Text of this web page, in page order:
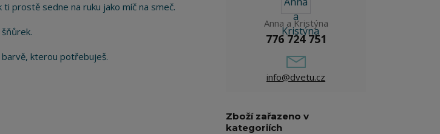
prostě sedne na ruku jako míč na smeč.
kterou potřebuješ.
Anna a Kristýna
776 724 751
info@dvetu.cz
Zboží zařazeno v
kategoriích